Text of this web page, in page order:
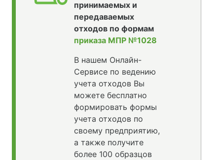
принимаемых и
передаваемых
отходов по формам
приказа МПР №1028
В нашем Онлайн-
Сервисе по ведению
учета отходов Вы
можете бесплатно
формировать формы
учета отходов по
своему предприятию,
а также получите
более 100 образцов